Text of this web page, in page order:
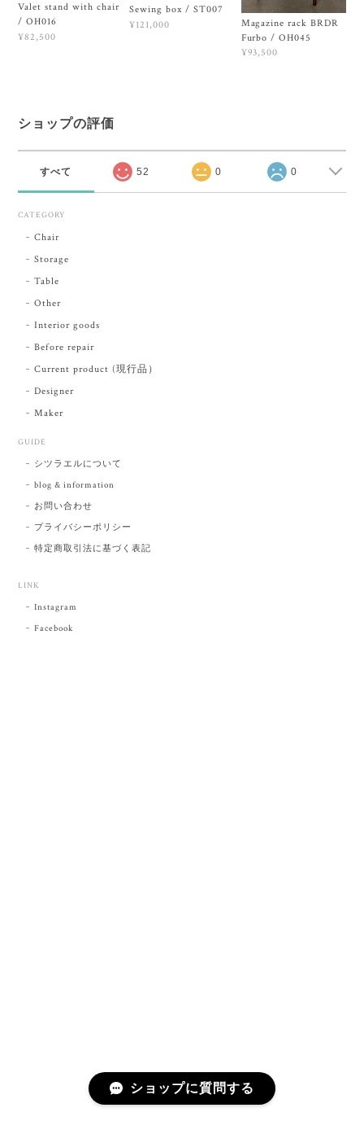
Valet stand with chair
/ OH016
¥82,500
Sewing box / ST007
¥121,000
Magazine rack BRDR
Furbo / OH045
¥93,500
ショップの評価
すべて 52 0 0
CATEGORY
Chair
Storage
Table
Other
Interior goods
Before repair
Current product (現行品）
Designer
Maker
GUIDE
シツラエルについて
blog & information
お問い合わせ
プライバシーポリシー
特定商取引法に基づく表記
LINK
Instagram
Facebook
ショップに質問する